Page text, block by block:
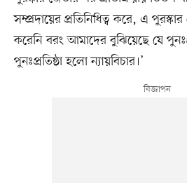
সম্প্রদায়ের প্রতিনিধিত্ব করে, এ
করেনি বরং আমাদের বুঝিয়েছে যে
পুনঃপ্রতিষ্ঠা হলো ন্যায়বিচার।’